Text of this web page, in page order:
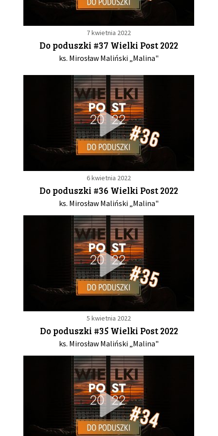
7 kwietnia 2022
Do poduszki #37 Wielki Post 2022
ks. Mirosław Maliński „Malina"
6 kwietnia 2022
Do poduszki #36 Wielki Post 2022
ks. Mirosław Maliński „Malina"
5 kwietnia 2022
Do poduszki #35 Wielki Post 2022
ks. Mirosław Maliński „Malina"